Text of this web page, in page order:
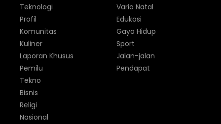
Teknologi
Profil
Komunitas
Kuliner
Laporan Khusus
Pemilu
Varia Natal
Edukasi
Gaya Hidup
Sport
Jalan-jalan
Pendapat
Tekno
Bisnis
Religi
Nasional